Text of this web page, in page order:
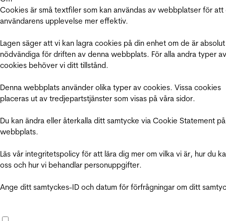
Cookies är små textfiler som kan användas av webbplatser för att
användarens upplevelse mer effektiv.
Lagen säger att vi kan lagra cookies på din enhet om de är absolut
nödvändiga för driften av denna webbplats. För alla andra typer av
cookies behöver vi ditt tillstånd.
Denna webbplats använder olika typer av cookies. Vissa cookies
placeras ut av tredjepartstjänster som visas på våra sidor.
Du kan ändra eller återkalla ditt samtycke via Cookie Statement
webbplats.
Läs vår integritetspolicy för att lära dig mer om vilka vi är, hur du
oss och hur vi behandlar personuppgifter.
Ange ditt samtyckes-ID och datum för förfrågningar om ditt